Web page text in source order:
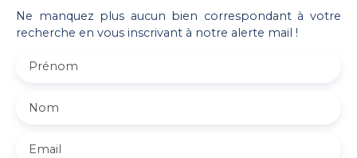
Ne manquez plus aucun bien correspondant à votre
recherche en vous inscrivant à notre alerte mail !
Prénom
Nom
Email